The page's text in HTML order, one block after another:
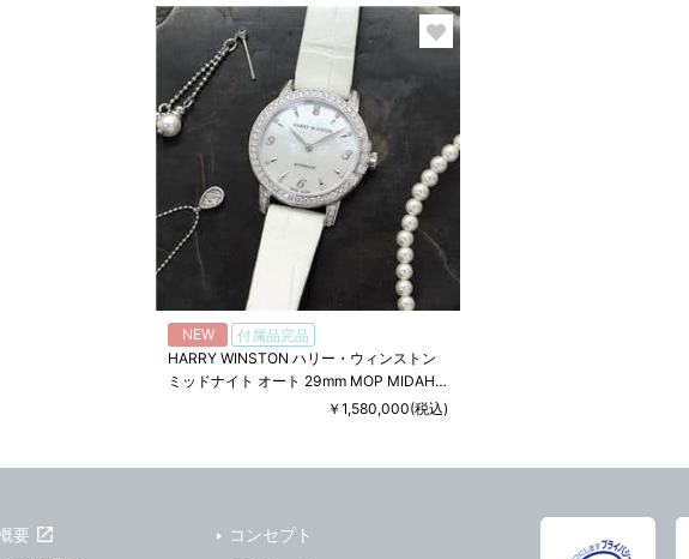
NEW
付属品完品
HARRY WINSTON ハリー・ウィンストン
ミッドナイト オート 29mm MOP MIDAHM
￥1,580,000(税込)
要
コンセプト